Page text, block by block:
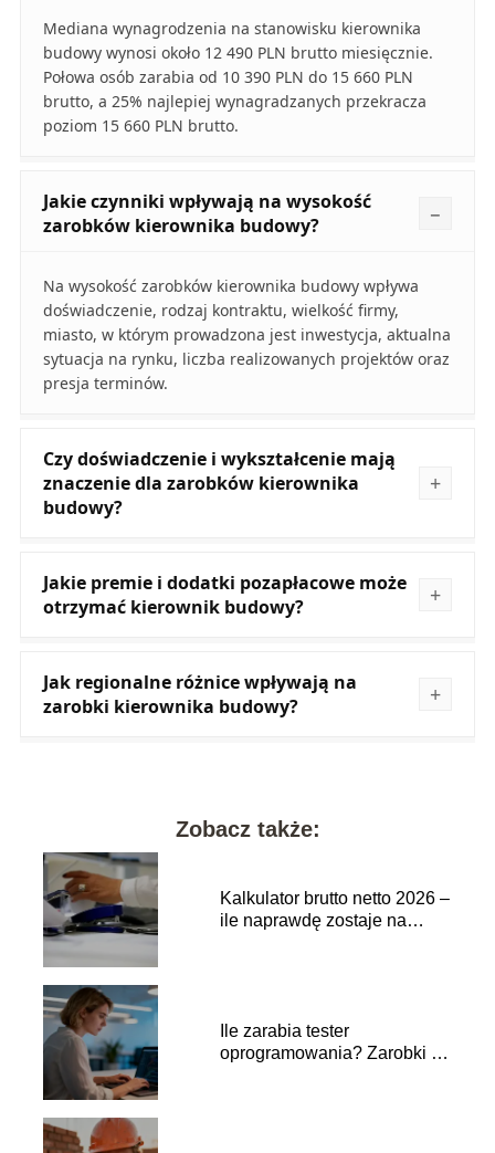
Mediana wynagrodzenia na stanowisku kierownika
budowy wynosi około 12 490 PLN brutto miesięcznie.
Połowa osób zarabia od 10 390 PLN do 15 660 PLN
brutto, a 25% najlepiej wynagradzanych przekracza
poziom 15 660 PLN brutto.
Jakie czynniki wpływają na wysokość
zarobków kierownika budowy?
Na wysokość zarobków kierownika budowy wpływa
doświadczenie, rodzaj kontraktu, wielkość firmy,
miasto, w którym prowadzona jest inwestycja, aktualna
sytuacja na rynku, liczba realizowanych projektów oraz
presja terminów.
Czy doświadczenie i wykształcenie mają
znaczenie dla zarobków kierownika
budowy?
Jakie premie i dodatki pozapłacowe może
otrzymać kierownik budowy?
Jak regionalne różnice wpływają na
zarobki kierownika budowy?
Zobacz także:
Kalkulator brutto netto 2026 –
ile naprawdę zostaje na
Ile zarabia tester
oprogramowania? Zarobki w